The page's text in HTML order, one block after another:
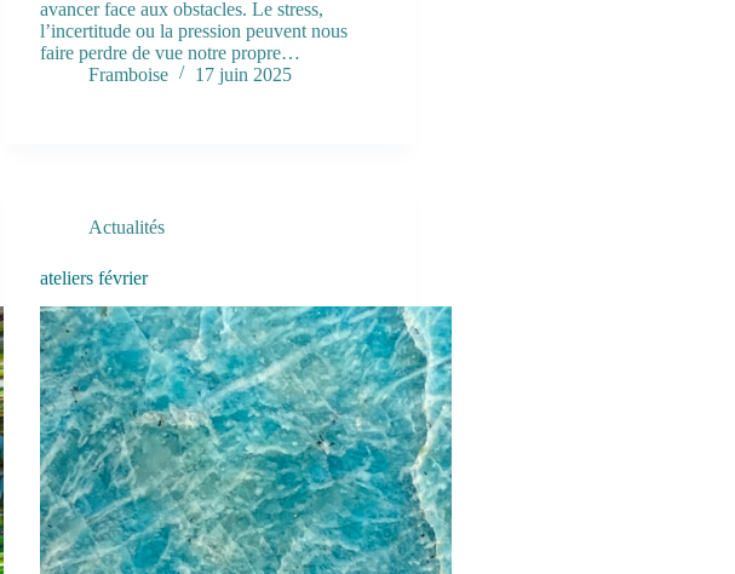
avancer face aux obstacles. Le stress,
l’incertitude ou la pression peuvent nous
faire perdre de vue notre propre…
Framboise
17 juin 2025
Actualités
ateliers février